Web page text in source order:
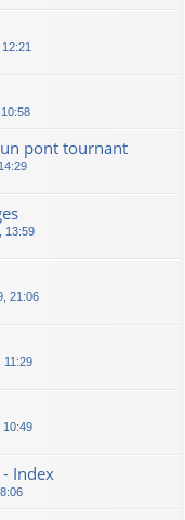
pont tournant
13:59
21:06
11:29
10:49
Index